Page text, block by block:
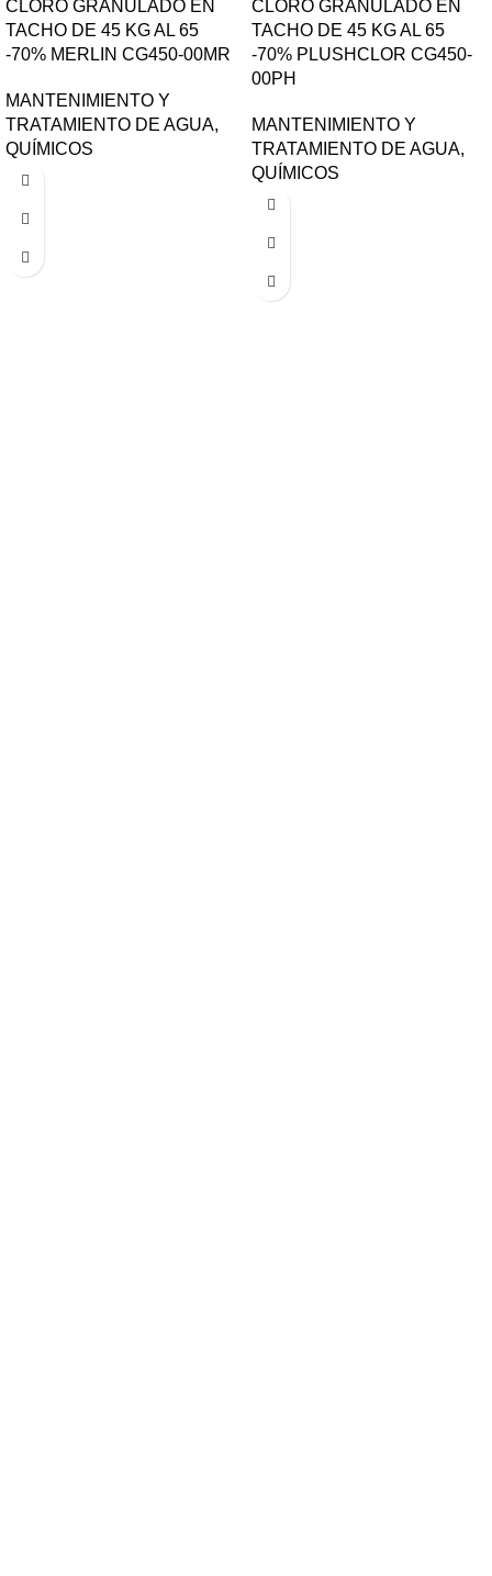
CLORO GRANULADO EN
TACHO DE 45 KG AL 65
-70% MERLIN CG450-00MR
MANTENIMIENTO Y
TRATAMIENTO DE AGUA,
QUÍMICOS
CLORO GRANULADO EN
TACHO DE 45 KG AL 65
-70% PLUSHCLOR CG450-
00PH
MANTENIMIENTO Y
TRATAMIENTO DE AGUA,
QUÍMICOS